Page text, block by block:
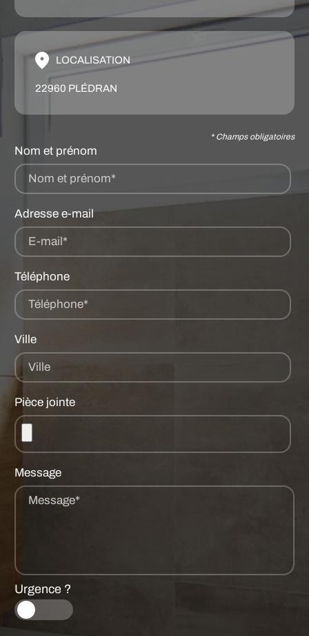
LOCALISATION
22960 PLÉDRAN
* Champs obligatoires
Nom et prénom
Nom et prénom*
Adresse e-mail
E-mail*
Téléphone
Téléphone*
Ville
Ville
Pièce jointe
Message
Message*
Urgence ?